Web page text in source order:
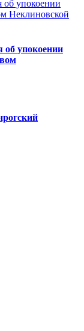
об упокоении